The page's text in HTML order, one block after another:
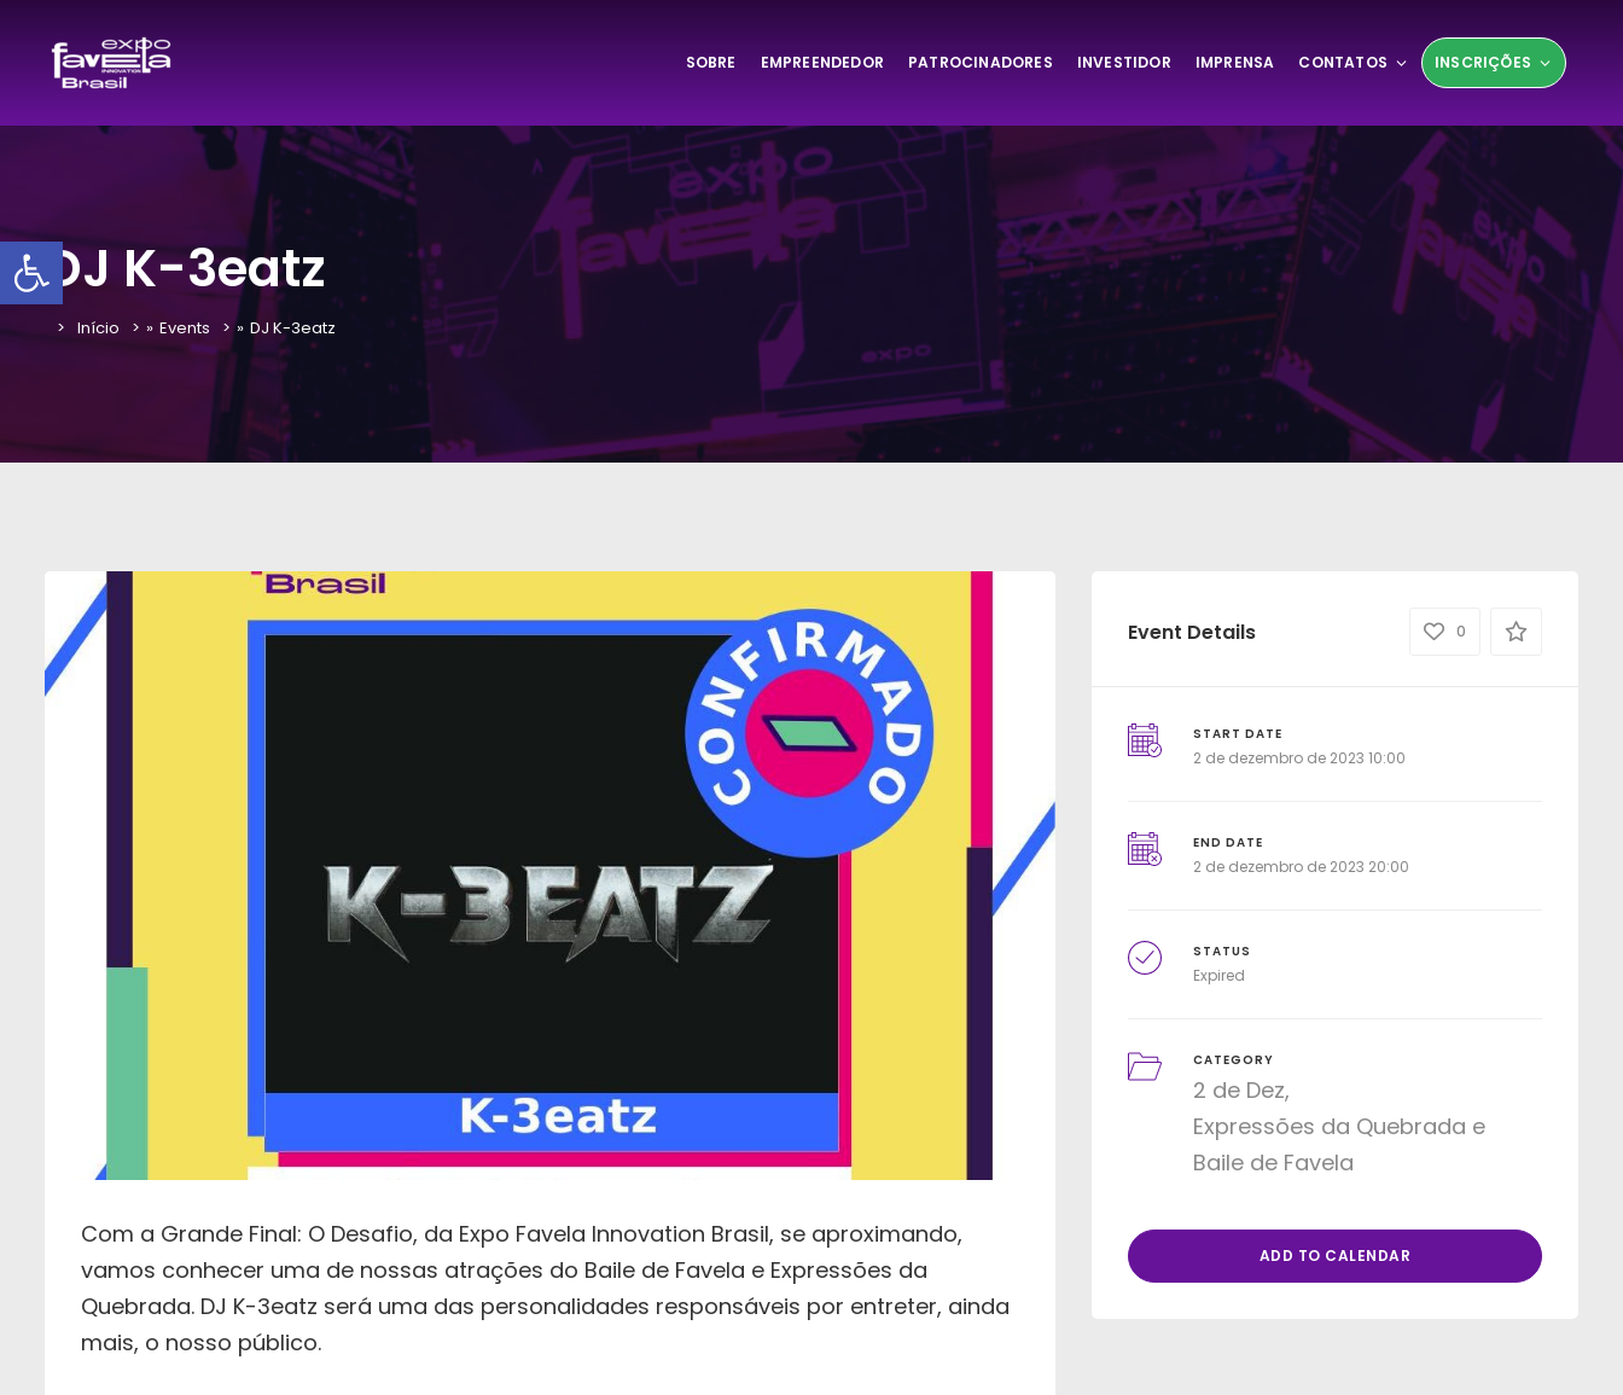
Barra de Ferramentas Aberta
SOBRE EMPREENDEDOR PATROCINADORES INVESTIDOR IMPRENSA CONTATOS INSCRIÇÕES
DJ K-3eatz
Início » Events » DJ K-3eatz
Com a Grande Final: O Desafio, da Expo Favela Innovation Brasil, se aproximando,
vamos conhecer uma de nossas atrações do Baile de Favela e Expressões da
Quebrada. DJ K-3eatz será uma das personalidades responsáveis por entreter, ainda
mais, o nosso público.
Event Details 0
START DATE
2 de dezembro de 2023 10:00
END DATE
2 de dezembro de 2023 20:00
STATUS
Expired
CATEGORY
2 de Dez
Expressões da Quebrada e
Baile de Favela
ADD TO CALENDAR